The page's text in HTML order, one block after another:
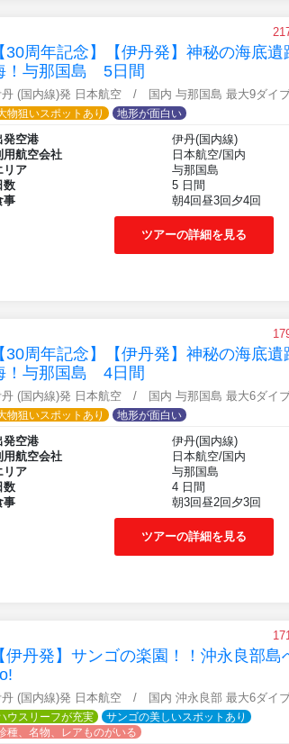
【30周年記念】【伊丹発】神秘の海底
！与那国島 5日間
丹 (国内線)発 日本航空 / 国内 与那国島 最大9ダイ
物狙いスポットあり
地形が面白い
発空港
伊丹(国内線)
用航空会社
日本航空/国内
リア
与那国島
数
5 日間
事
朝4回昼3回夕4回
ツアーの詳細を見る
【30周年記念】【伊丹発】神秘の海底
！与那国島 4日間
丹 (国内線)発 日本航空 / 国内 与那国島 最大6ダイ
物狙いスポットあり
地形が面白い
発空港
伊丹(国内線)
用航空会社
日本航空/国内
リア
与那国島
数
4 日間
事
朝3回昼2回夕3回
ツアーの詳細を見る
【伊丹発】サンゴの楽園！！沖永良部
丹 (国内線)発 日本航空 / 国内 沖永良部 最大6ダイ
ウスリーフが充実
サンゴの美しいスポットあり
種、名物、レアものがいる